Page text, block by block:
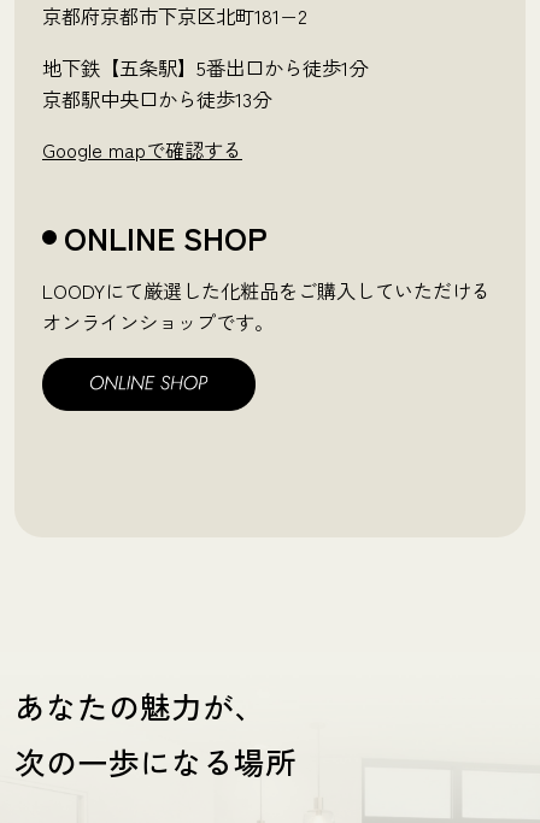
京都府京都市下京区北町181−2
地下鉄【五条駅】5番出口から徒歩1分
京都駅中央口から徒歩13分
Google mapで確認する
ONLINE SHOP
LOODYにて厳選した化粧品をご購入していただける
オンラインショップです。
あなたの魅力が、
次の一歩になる場所